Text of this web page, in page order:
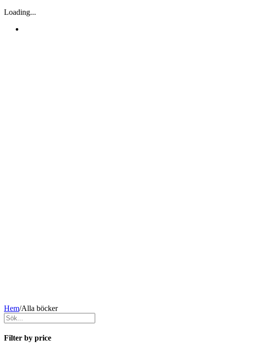
Loading...
Hem/Alla böcker
Filter by price